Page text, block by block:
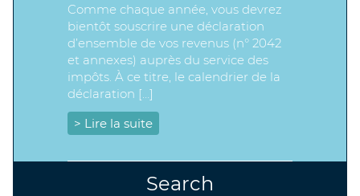
Comme chaque année, vous devrez
bientôt souscrire une déclaration
d’ensemble de vos revenus (n° 2042
et annexes) auprès du service des
impôts. À ce titre, le calendrier de la
déclaration […]
> Lire la suite
Search